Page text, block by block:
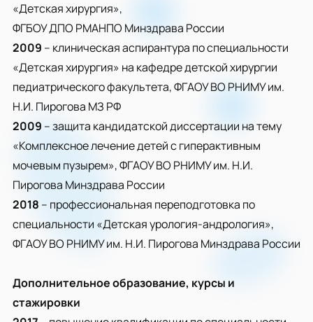
«Детская хирургия»,
ФГБОУ ДПО РМАНПО Минздрава России
2009 – клиническая аспирантура по специальности
«Детская хирургия» на кафедре детской хирургии
педиатрического факультета, ФГАОУ ВО РНИМУ им.
Н.И. Пирогова МЗ РФ
2009 – защита кандидатской диссертации на тему
«Комплексное лечение детей с гиперактивным
мочевым пузырем», ФГАОУ ВО РНИМУ им. Н.И.
Пирогова Минздрава России
2018 – профессиональная переподготовка по
специальности «Детская урология-андрология»,
ФГАОУ ВО РНИМУ им. Н.И. Пирогова Минздрава России
Дополнительное образование, курсы и
стажировки